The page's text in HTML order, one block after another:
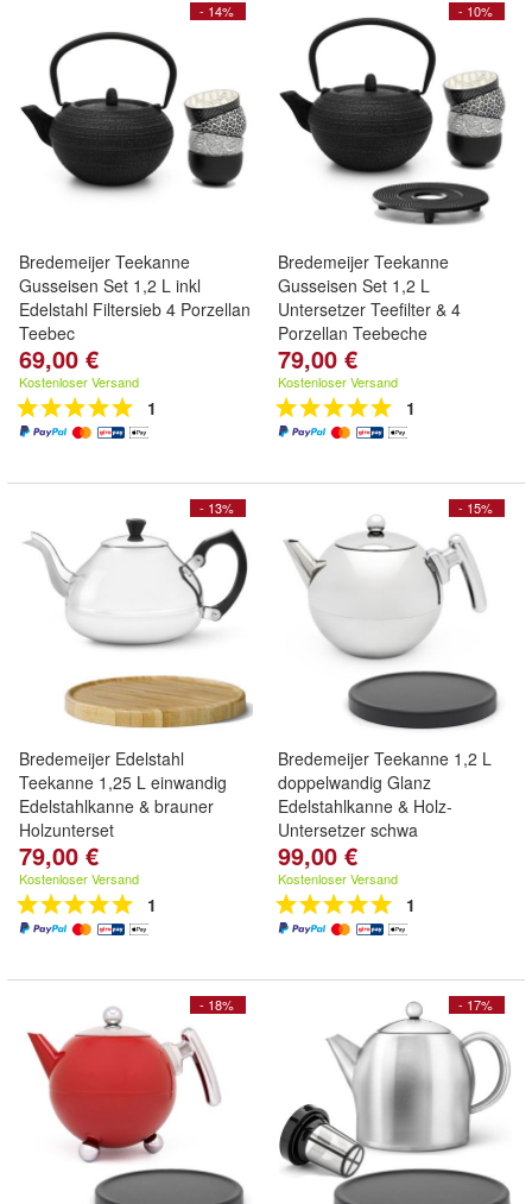
- 14%
Bredemeijer Teekanne
Gusseisen Set 1,2 L inkl
Edelstahl Filtersieb 4 Porzellan
Teebec
69,00 €
Kostenloser Versand
1
- 10%
Bredemeijer Teekanne
Gusseisen Set 1,2 L
Untersetzer Teefilter & 4
Porzellan Teebeche
79,00 €
Kostenloser Versand
1
- 13%
Bredemeijer Edelstahl
Teekanne 1,25 L einwandig
Edelstahlkanne & brauner
Holzunterset
79,00 €
Kostenloser Versand
1
- 15%
Bredemeijer Teekanne 1,2 L
doppelwandig Glanz
Edelstahlkanne & Holz-
Untersetzer schwa
99,00 €
Kostenloser Versand
1
- 18% - 17%